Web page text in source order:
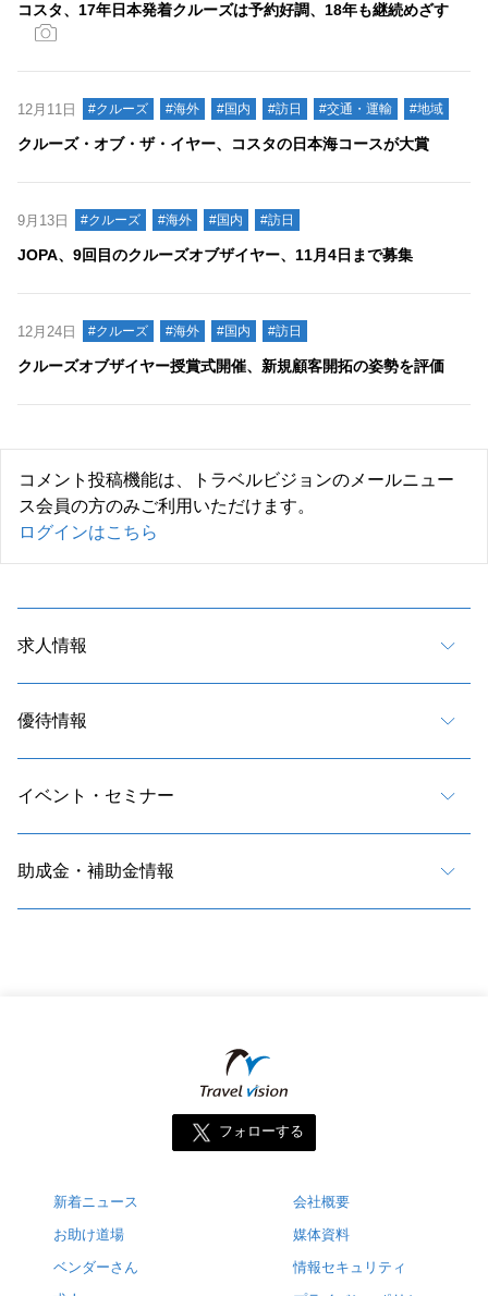
コスタ、17年日本発着クルーズは予約好調、18年も継続めざす
12月11日 #クルーズ #海外 #国内 #訪日 #交通・運輸 #地域
クルーズ・オブ・ザ・イヤー、コスタの日本海コースが大賞
9月13日 #クルーズ #海外 #国内 #訪日
JOPA、9回目のクルーズオブザイヤー、11月4日まで募集
12月24日 #クルーズ #海外 #国内 #訪日
クルーズオブザイヤー授賞式開催、新規顧客開拓の姿勢を評価
コメント投稿機能は、トラベルビジョンのメールニュー
ス会員の方のみご利用いただけます。
ログインはこちら
求人情報
優待情報
イベント・セミナー
助成金・補助金情報
フォローする
新着ニュース
お助け道場
ベンダーさん
会社概要
媒体資料
情報セキュリティ